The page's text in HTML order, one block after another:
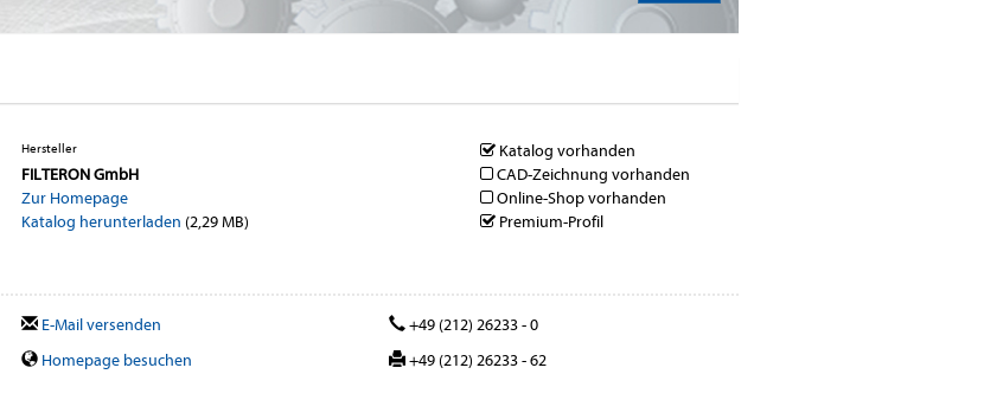
Hersteller
FILTERON GmbH
Zur Homepage
Katalog herunterladen (2,29 MB)
Katalog vorhanden
CAD-Zeichnung vorhanden
Online-Shop vorhanden
Premium-Profil
E-Mail versenden
Homepage besuchen
+49 (212) 26233 - 0
+49 (212) 26233 - 62